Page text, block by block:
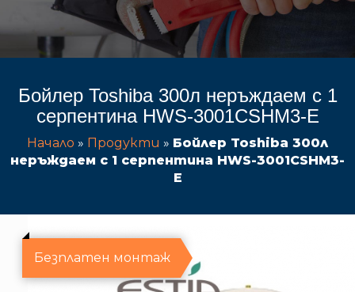
Бойлер Toshiba 300л неръждаем с 1
серпентина HWS-3001CSHM3-E
Начало » Продукти » Бойлер Toshiba 300л
неръждаем с 1 серпентина HWS-3001CSHM3-
E
Безплатен монтаж